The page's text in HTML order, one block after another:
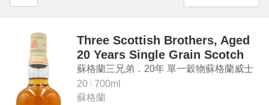
Three Scottish Brothers, Aged
20 Years Single Grain Scotch
Whisky
蘇格蘭三兄弟．20年 單一穀物蘇格蘭威士
忌
20
700ml
蘇格蘭